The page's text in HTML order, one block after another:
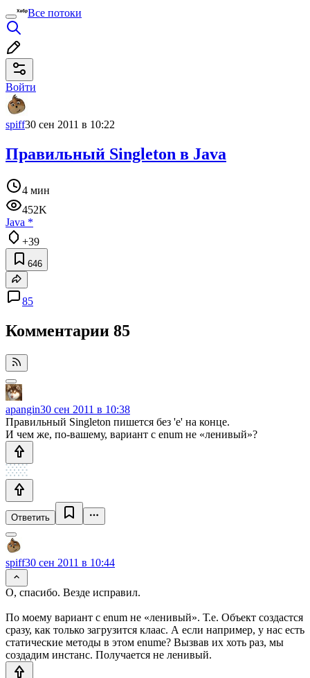
Все потоки
Войти
spiff30 сен 2011 в 10:22
Правильный Singleton в Java
4 мин
452K
Java *
+39
646
85
Комментарии 85
apangin30 сен 2011 в 10:38
Правильный Singleton пишется без 'e' на конце.
И чем же, по-вашему, вариант с enum не «ленивый»?
Ответить
spiff30 сен 2011 в 10:44
О, спасибо. Везде исправил.
По моему вариант с enum не «ленивый». Т.е. Объект создастся
сразу, как только загрузится клаас. А если например, у нас есть
статические методы в этом enume? Вызвав их хоть раз, мы
создадим инстанс. Получается не ленивый.